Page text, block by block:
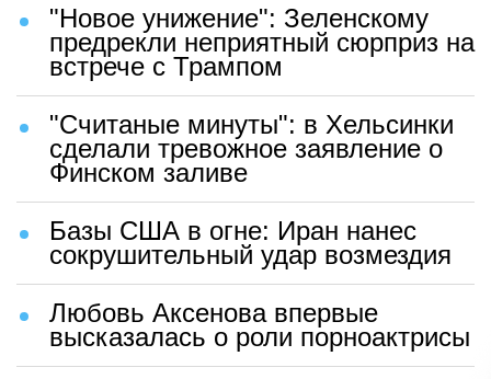
"Новое унижение": Зеленскому
предрекли неприятный сюрприз на
встрече с Трампом
"Считаные минуты": в Хельсинки
сделали тревожное заявление о
Финском заливе
Базы США в огне: Иран нанес
сокрушительный удар возмездия
Любовь Аксенова впервые
высказалась о роли порноактрисы